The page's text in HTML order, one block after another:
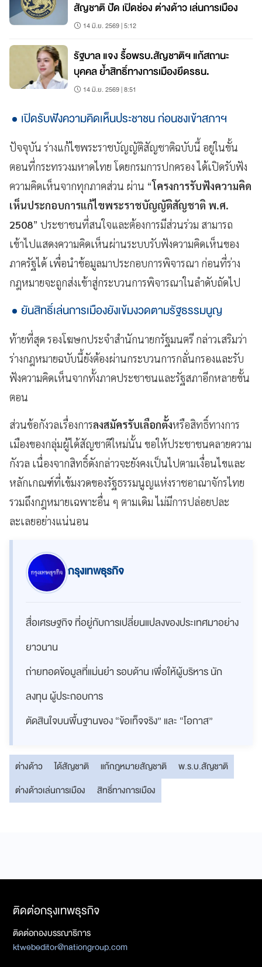
สัญชาติ ปัด เปิดช่อง ต่างด้าว เล่นการเมือง
14 มิ.ย. 2569 | 5:12
รัฐบาล แจง รื้อพรบ.สัญชาติฯ แก้สถานะ
บุคคล ย้ำสิทธิ์ทางการเมืองยึดรธน.
14 มิ.ย. 2569 | 8:51
เปิดรับฟังความคิดเห็นประชาชน ก่อนชงเข้าสภาฯ
ปัจจุบัน ร่างแก้ไขพระราชบัญญัติสัญชาติฉบับนี้ อยู่ในขั้น
ตอนที่กระทรวงมหาดไทย โดยกรมการปกครอง ได้เปิดรับฟัง
ความคิดเห็นจากทุกภาคส่วน ผ่าน “โครงการรับฟังความคิด
เห็นประกอบการแก้ไขพระราชบัญญัติสัญชาติ พ.ศ.
2508” ประชาชนที่สนใจและต้องการมีส่วนร่วม สามารถ
เข้าไปแสดงความคิดเห็นผ่านระบบรับฟังความคิดเห็นของ
ภาครัฐได้ เพื่อนำข้อมูลมาประกอบการพิจารณา ก่อนที่ร่าง
กฎหมายจะถูกส่งเข้าสู่กระบวนการพิจารณาในลำดับถัดไป
ยันสิทธิ์เล่นการเมืองยังเข้มงวดตามรัฐธรรมนูญ
ท้ายที่สุด รองโฆษกประจำสำนักนายกรัฐมนตรี กล่าวเสริมว่า
ร่างกฎหมายฉบับนี้ยังต้องผ่านกระบวนการกลั่นกรองและรับ
ฟังความคิดเห็นจากทั้งภาคประชาชนและรัฐสภาอีกหลายขั้น
ตอน
ส่วนข้อกังวลเรื่องการลงสมัครรับเลือกตั้งหรือสิทธิ์ทางการ
เมืองของกลุ่มผู้ได้สัญชาติใหม่นั้น ขอให้ประชาชนคลายความ
กังวล เนื่องจากสิทธิ์ดังกล่าวจะยังคงเป็นไปตามเงื่อนไขและ
หลักเกณฑ์ที่เข้มงวดของรัฐธรรมนูญแห่งราชอาณาจักรไทย
รวมถึงกฎหมายเฉพาะอื่น ๆ ตามเดิม ไม่มีการปล่อยปละ
ละเลยอย่างแน่นอน
กรุงเทพธุรกิจ
สื่อเศรษฐกิจ ที่อยู่กับการเปลี่ยนแปลงของประเทศมาอย่าง
ยาวนาน
ถ่ายทอดข้อมูลที่แม่นยำ รอบด้าน เพื่อให้ผู้บริหาร นัก
ลงทุน ผู้ประกอบการ
ตัดสินใจบนพื้นฐานของ “ข้อเท็จจริง” และ “โอกาส”
ต่างด้าว ได้สัญชาติ แก้กฎหมายสัญชาติ
พ.ร.บ.สัญชาติ
ต่างด้าวเล่นการเมือง
สิทธิ์ทางการเมือง
ติดต่อกรุงเทพธุรกิจ
ติดต่อกองบรรณาธิการ
ktwebeditor@nationgroup.com